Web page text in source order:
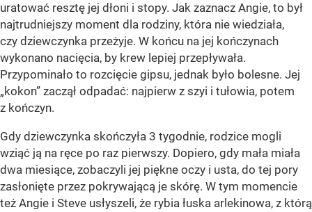
uratować resztę jej dłoni i stopy. Jak zaznacz Angie, to był
najtrudniejszy moment dla rodziny, która nie wiedziała,
czy dziewczynka przeżyje. W końcu na jej kończynach
wykonano nacięcia, by krew lepiej przepływała.
Przypominało to rozcięcie gipsu, jednak było bolesne. Jej
„kokon” zaczął odpadać: najpierw z szyi i tułowia, potem
z kończyn.
Gdy dziewczynka skończyła 3 tygodnie, rodzice mogli
wziąć ją na ręce po raz pierwszy. Dopiero, gdy mała miała
dwa miesiące, zobaczyli jej piękne oczy i usta, do tej pory
zasłonięte przez pokrywającą je skórę. W tym momencie
też Angie i Steve usłyszeli, że rybia łuska arlekinowa, z którą